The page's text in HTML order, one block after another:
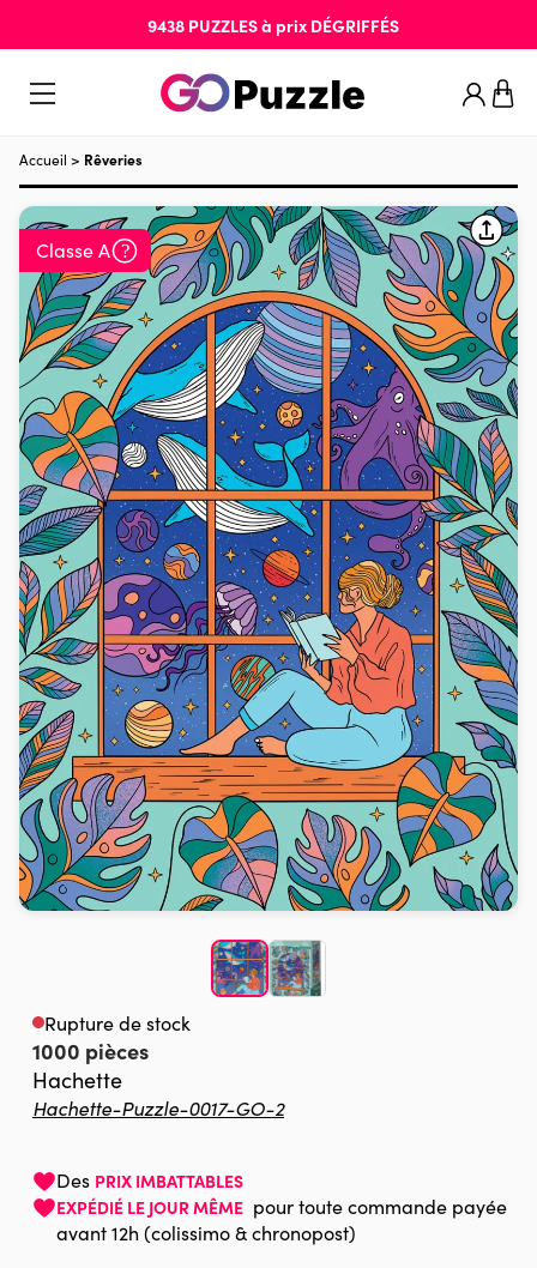
9438 PUZZLESà prix DÉGRIFFÉS
Accueil > Rêveries
Classe A
Rupture de stock
1000 pièces
Hachette
Hachette-Puzzle-0017-GO-2
Des PRIX IMBATTABLES
EXPÉDIÉ LE JOUR MÊME pour toute commande payée
avant 12h (colissimo & chronopost)